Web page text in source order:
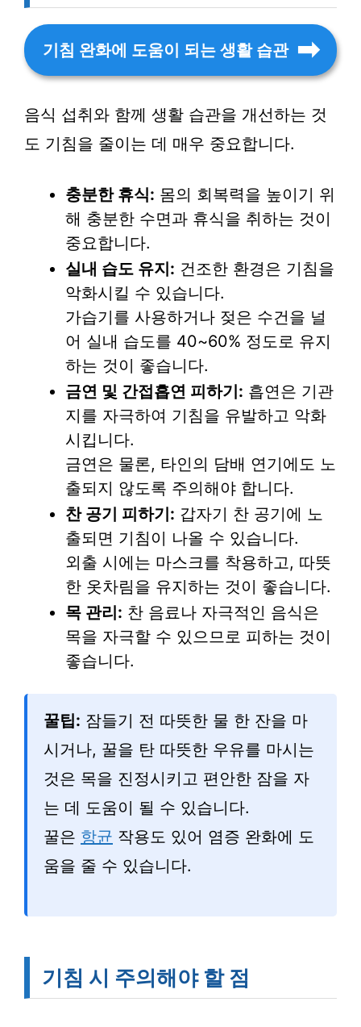
기침 완화에 도움이 되는 생활 습관
음식 섭취와 함께 생활 습관을 개선하는 것
도 기침을 줄이는 데 매우 중요합니다.
충분한 휴식: 몸의 회복력을 높이기 위
해 충분한 수면과 휴식을 취하는 것이
중요합니다.
실내 습도 유지: 건조한 환경은 기침을
악화시킬 수 있습니다.
가습기를 사용하거나 젖은 수건을 널
어 실내 습도를 40~60% 정도로 유지
하는 것이 좋습니다.
금연 및 간접흡연 피하기: 흡연은 기관
지를 자극하여 기침을 유발하고 악화
시킵니다.
금연은 물론, 타인의 담배 연기에도 노
출되지 않도록 주의해야 합니다.
찬 공기 피하기: 갑자기 찬 공기에 노
출되면 기침이 나올 수 있습니다.
외출 시에는 마스크를 착용하고, 따뜻
한 옷차림을 유지하는 것이 좋습니다.
목 관리: 찬 음료나 자극적인 음식은
목을 자극할 수 있으므로 피하는 것이
좋습니다.
꿀팁: 잠들기 전 따뜻한 물 한 잔을 마
시거나, 꿀을 탄 따뜻한 우유를 마시는
것은 목을 진정시키고 편안한 잠을 자
는 데 도움이 될 수 있습니다.
꿀은 항균 작용도 있어 염증 완화에 도
움을 줄 수 있습니다.
기침 시 주의해야 할 점